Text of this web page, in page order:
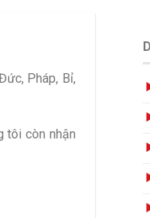
Pháp, Bỉ,
tôi còn nhận